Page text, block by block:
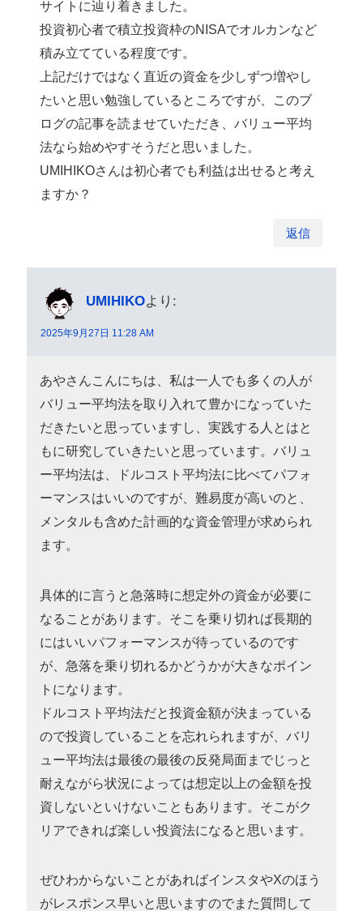
サイトに辿り着きました。
投資初心者で積立投資枠のNISAでオルカンなど
積み立てている程度です。
上記だけではなく直近の資金を少しずつ増やし
たいと思い勉強しているところですが、このブ
ログの記事を読ませていただき、バリュー平均
法なら始めやすそうだと思いました。
UMIHIKOさんは初心者でも利益は出せると考え
ますか？
返信
UMIHIKOより:
2025年9月27日 11:28 AM
あやさんこんにちは、私は一人でも多くの人が
バリュー平均法を取り入れて豊かになっていた
だきたいと思っていますし、実践する人とはと
もに研究していきたいと思っています。バリュ
ー平均法は、ドルコスト平均法に比べてパフォ
ーマンスはいいのですが、難易度が高いのと、
メンタルも含めた計画的な資金管理が求められ
ます。
具体的に言うと急落時に想定外の資金が必要に
なることがあります。そこを乗り切れば長期的
にはいいパフォーマンスが待っているのです
が、急落を乗り切れるかどうかが大きなポイン
トになります。
ドルコスト平均法だと投資金額が決まっている
ので投資していることを忘れられますが、バリ
ュー平均法は最後の最後の反発局面までじっと
耐えながら状況によっては想定以上の金額を投
資しないといけないこともあります。そこがク
リアできれば楽しい投資法になると思います。
ぜひわからないことがあればインスタやXのほう
がレスポンス早いと思いますのでまた質問して